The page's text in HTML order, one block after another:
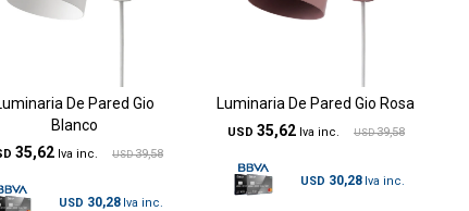
De Pared Gio
Blanco
35,62 USD 39,58
USD 30,28
Luminaria De Pared Gio Rosa
USD 35,62 USD 39,58
USD 30,28